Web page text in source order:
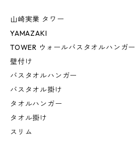
山崎実業 タワー
YAMAZAKI
TOWER ウォールバスタオルハンガー
壁付け
バスタオルハンガー
バスタオル掛け
タオルハンガー
タオル掛け
スリム